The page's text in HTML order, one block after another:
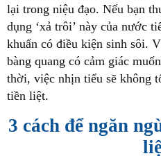
lại trong niệu đạo. Nếu bạn
dụng ‘xả trôi’ này của nước
khuẩn có điều kiện sinh sôi.
bàng quang có cảm giác
thời, việc nhịn tiểu sẽ không
tiền liệt.
3 cách để ngăn